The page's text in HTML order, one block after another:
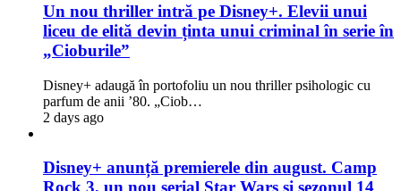
Un nou thriller intră pe Disney+. Elevii unui
liceu de elită devin ținta unui criminal în serie în
„Cioburile”
Disney+ adaugă în portofoliu un nou thriller psihologic cu
parfum de anii ’80. „Ciob…
2 days ago
Disney+ anunță premierele din august. Camp
Rock 3, un nou serial Star Wars și sezonul 14